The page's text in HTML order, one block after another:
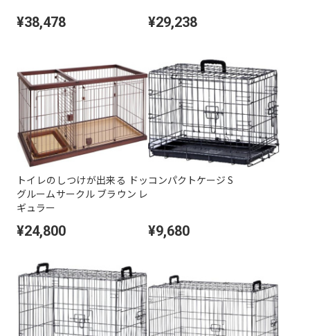
¥38,478 ¥29,238
トイレのしつけが出来る ドッ
グルームサークル ブラウン レ
ギュラー
¥24,800
コンパクトケージ S
¥9,680